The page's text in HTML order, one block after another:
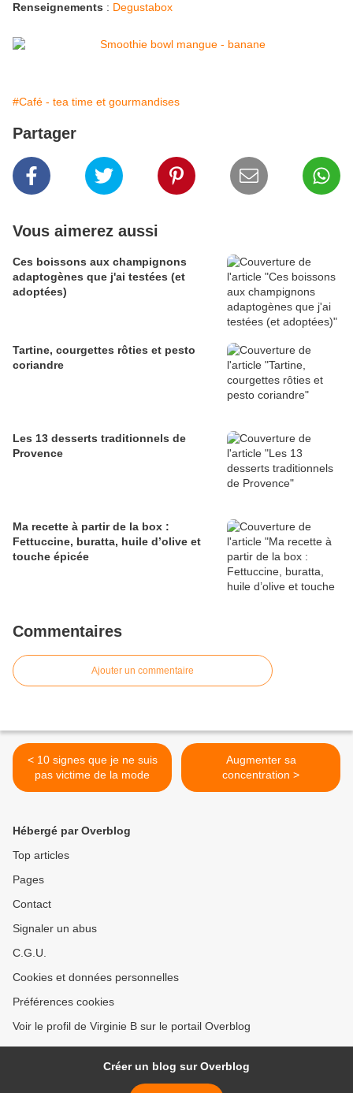
Renseignements : Degustabox
#Café - tea time et gourmandises
Partager
Vous aimerez aussi
Ces boissons aux champignons
adaptogènes que j'ai testées (et
adoptées)
Tartine, courgettes rôties et pesto
coriandre
Les 13 desserts traditionnels de
Provence
Ma recette à partir de la box :
Fettuccine, buratta, huile d’olive et
touche épicée
Commentaires
Ajouter un commentaire
< 10 signes que je ne suis
pas victime de la mode
Augmenter sa
concentration >
Hébergé par Overblog
Top articles
Pages
Contact
Signaler un abus
C.G.U.
Cookies et données personnelles
Préférences cookies
Voir le profil de Virginie B sur le portail Overblog
Créer un blog sur Overblog